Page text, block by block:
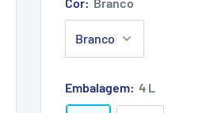
Embalagem: 4 L